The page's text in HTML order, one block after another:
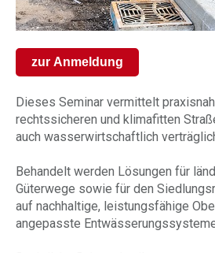
zur Anmeldung
Dieses Seminar vermittelt
rechtssicheren und klimafitten
auch wasserwirtschaftlich
Behandelt werden Lösungen für
Güterwege sowie für den
auf nachhaltige, leistungsfähige
angepasste